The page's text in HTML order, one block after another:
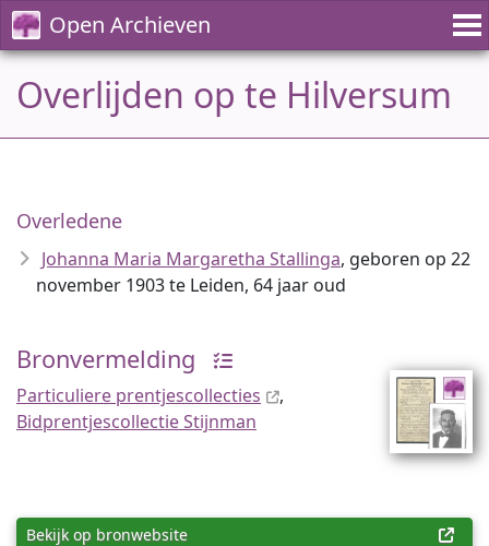
Open Archieven
Overlijden op te Hilversum
Overledene
Johanna Maria Margaretha Stallinga, geboren op 22
november 1903 te Leiden, 64 jaar oud
Bronvermelding
Particuliere prentjescollecties
,
Bidprentjescollectie Stijnman
Bekijk op bronwebsite